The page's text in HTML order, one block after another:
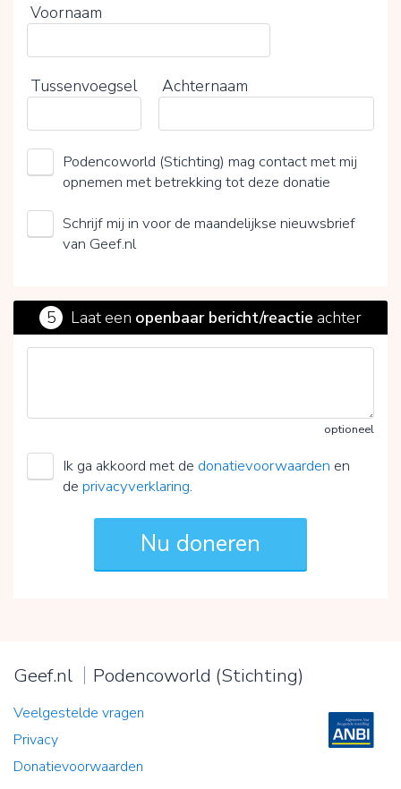
Voornaam
Tussenvoegsel Achternaam
Podencoworld (Stichting) mag contact met mij
opnemen met betrekking tot deze donatie
Schrijf mij in voor de maandelijkse nieuwsbrief
van Geef.nl
5 Laat een openbaar bericht/reactie achter
optioneel
Ik ga akkoord met de donatievoorwaarden en
de privacyverklaring.
Geef.nl Podencoworld (Stichting)
Veelgestelde vragen
Privacy
Donatievoorwaarden